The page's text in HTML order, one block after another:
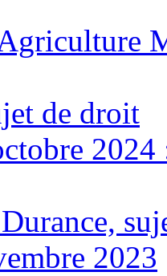
de droit
2024
2023